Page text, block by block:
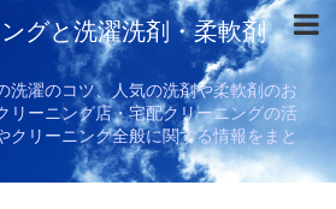
グと洗濯洗剤・柔軟剤
洗濯のコツ、人気の洗剤や柔軟剤のお
リーニング店・宅配クリーニングの活
クリーニング全般に関する情報をまと